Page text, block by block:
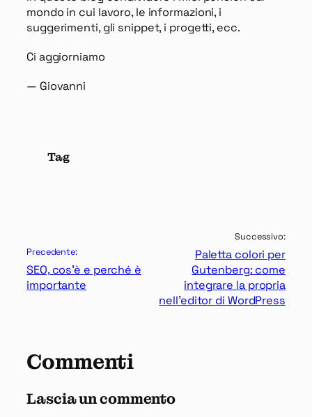
mondo in cui lavoro, le informazioni, i
suggerimenti, gli snippet, i progetti, ecc.
Ci aggiorniamo
— Giovanni
Tag
Precedente:
SEO, cos’è e perché è
importante
Successivo:
Paletta colori per
Gutenberg: come
integrare la propria
nell’editor di WordPress
Commenti
Lascia un commento